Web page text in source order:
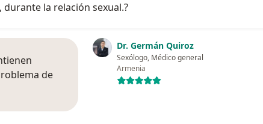
la relación sexual.?
Dr. Germán Quiroz
Sexólogo, Médico general
Armenia
de